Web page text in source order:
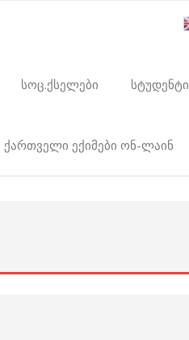
სოც.ქსელები სტუდენტი
ექიმები ონ-ლაინ